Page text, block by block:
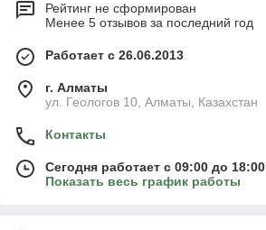
Рейтинг не сформирован
Менее 5 отзывов за последний год
Работает с 26.06.2013
г. Алматы
ул. Геологов 10, Алматы, Казахстан
Контакты
Сегодня работает с 09:00 до 18:00
Показать весь график работы